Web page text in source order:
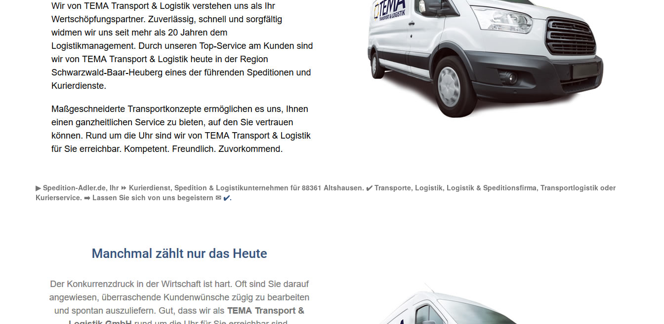
▶︎ Spedition-Adler.de, Ihr ⏩ Kurierdienst, Spedition & Logistikunternehmen für 88361 Altshausen. ✔️ Transporte, Logistik, Logistik & Speditionsfirma, Transportlogistik oder
Kurierservice. ➡️ Lassen Sie sich von uns begeistern ✉ ✔️.